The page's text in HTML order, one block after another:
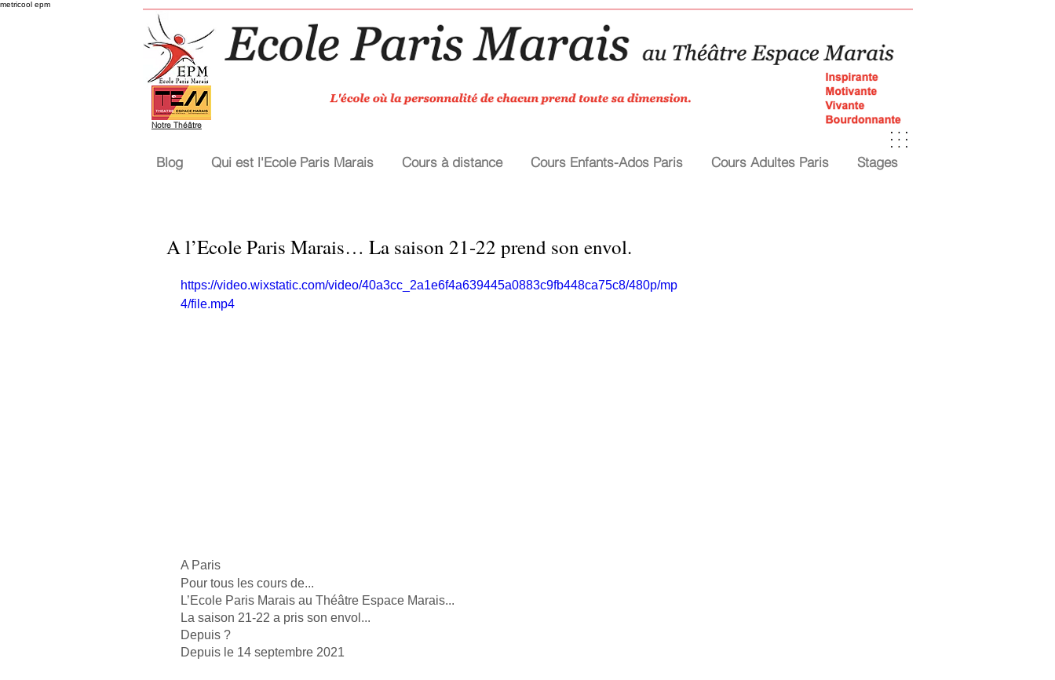
metricool epm
Notre Théâtre
Blog Qui est l'Ecole Paris Marais Cours à distance Cours Enfants-Ados Paris Cours Adultes Paris Stages
A l’Ecole Paris Marais… La saison 21-22 prend son envol.
https://video.wixstatic.com/video/40a3cc_2a1e6f4a639445a0883c9fb448ca75c8/480p/mp
4/file.mp4
A Paris
Pour tous les cours de...
L’Ecole Paris Marais au Théâtre Espace Marais...
La saison 21-22 a pris son envol...
Depuis ?
Depuis le 14 septembre 2021